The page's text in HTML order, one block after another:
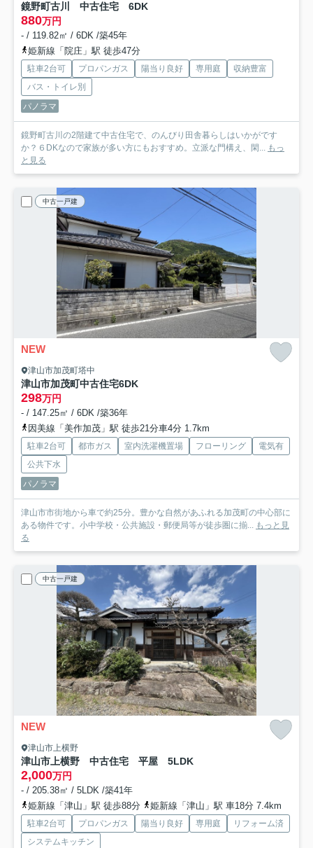
鏡野町古川 中古住宅 6DK
880万円
- / 119.82㎡ / 6DK /築45年
姫新線「院庄」駅 徒歩47分
駐車2台可 プロパンガス 陽当り良好 専用庭
収納豊富
バス・トイレ別
パノラマ
鏡野町古川の2階建て中古住宅で、のんびり田舎暮らしはいかがです
か？６DKなので家族が多い方にもおすすめ。立派な門構え、閑... もっ
と見る
中古一戸建
NEW
津山市加茂町塔中
津山市加茂町中古住宅6DK
298万円
- / 147.25㎡ / 6DK /築36年
因美線「美作加茂」駅 徒歩21分車4分 1.7km
駐車2台可 都市ガス 室内洗濯機置場 フローリング
電気有
公共下水
パノラマ
津山市市街地から車で約25分。豊かな自然があふれる加茂町の中心部に
ある物件です。小中学校・公共施設・郵便局等が徒歩圏に揃... もっと見
る
中古一戸建
NEW
津山市上横野
津山市上横野 中古住宅 平屋 5LDK
2,000万円
- / 205.38㎡ / 5LDK /築41年
姫新線「津山」駅 徒歩88分
姫新線「津山」駅 車18分 7.4km
駐車2台可 プロパンガス 陽当り良好 専用庭
リフォーム済
システムキッチン